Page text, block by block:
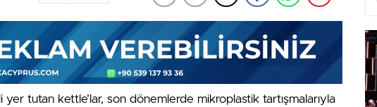
yer tutan kettle’lar, son dönemlerde mikroplastik tartışmalarıyla